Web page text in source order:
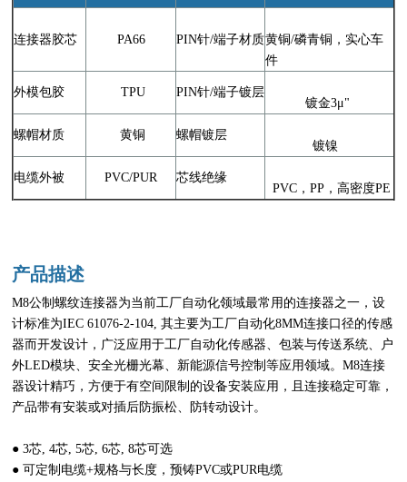
连接器胶芯 PA66 PIN针/端子材质黄铜/磷青铜，实心车
件
外模包胶 TPU
PIN针/端子镀层
镀金3μ"
螺帽材质 黄铜
螺帽镀层
镀镍
电缆外被 PVC/PUR
芯线绝缘
PVC，PP，高密度PE
产品描述
M8公制螺纹连接器为当前工厂自动化领域最常用的连接器之一，设
计标准为IEC 61076-2-104, 其主要为工厂自动化8MM连接口径的传感
器而开发设计，广泛应用于工厂自动化传感器、包装与传送系统、户
外LED模块、安全光栅光幕、新能源信号控制等应用领域。M8连接
器设计精巧，方便于有空间限制的设备安装应用，且连接稳定可靠，
产品带有安装或对插后防振松、防转动设计。
● 3芯, 4芯, 5芯, 6芯, 8芯可选
● 可定制电缆+规格与长度，预铸PVC或PUR电缆